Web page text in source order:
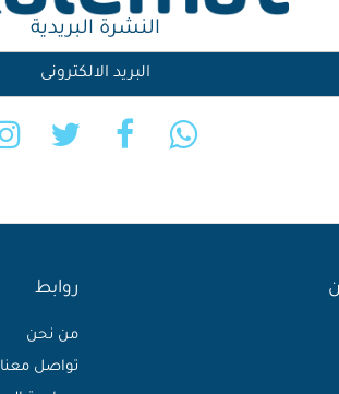
النشرة البريدية
روابط
من نحن
تواصل معنا